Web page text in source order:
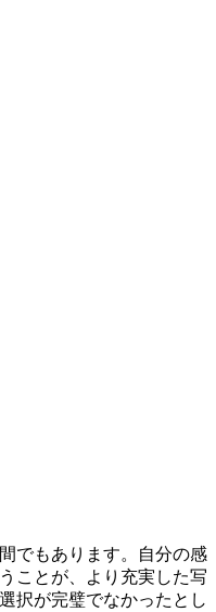
でもあります。自分の感
ことが、より充実した写
択が完璧でなかったとし